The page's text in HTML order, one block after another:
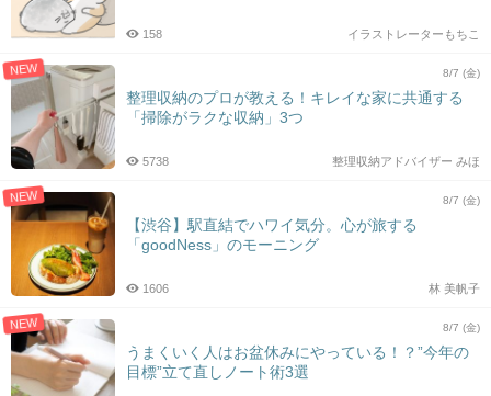
イラストレーターもちこ
158
NEW 8/7 (金)
整理収納のプロが教える！キレイな家に共通する
「掃除がラクな収納」3つ
整理収納アドバイザー みほ
5738
NEW 8/7 (金)
【渋谷】駅直結でハワイ気分。心が旅する
「goodNess」のモーニング
林 美帆子
1606
NEW 8/7 (金)
うまくいく人はお盆休みにやっている！？”今年の
目標”立て直しノート術3選